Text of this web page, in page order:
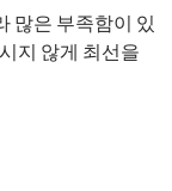
많은 부족함이 있
지 않게 최선을